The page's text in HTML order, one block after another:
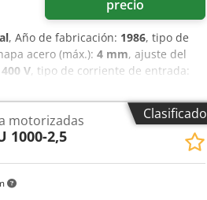
precio
, Año de fabricación: 1986, tipo de
acero (máx.): 4 mm, ajuste del
400 V, tipo de corriente de entrada:
placa de características
N Asfx Abhea
Clasificado
motorizadas
1000-2,5